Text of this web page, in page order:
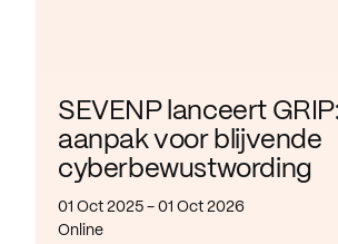
SEVENP lanceert
aanpak voor blijvende
cyberbewustwording
01 Oct 2025 - 01 Oct 2026
Online